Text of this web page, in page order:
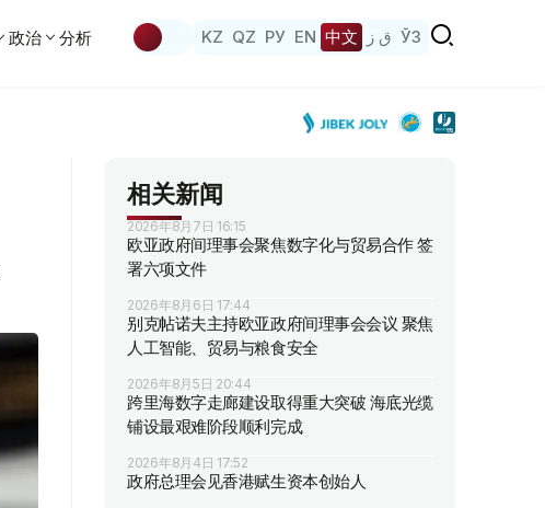
政治 分析 KZ QZ РУ EN 中文 ق ز ЎЗ
相关新闻
2026年8月7日 16:15
欧亚政府间理事会聚焦数字化与贸易合作 签
署六项文件
2026年8月6日 17:44
别克帖诺夫主持欧亚政府间理事会会议 聚焦
人工智能、贸易与粮食安全
2026年8月5日 20:44
跨里海数字走廊建设取得重大突破 海底光缆
铺设最艰难阶段顺利完成
2026年8月4日 17:52
政府总理会见香港赋生资本创始人